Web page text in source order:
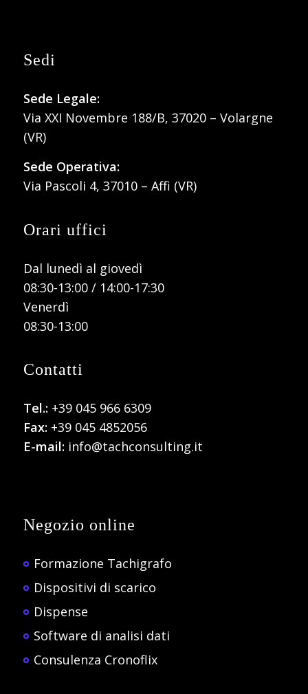
Sedi
Sede Legale:
Via XXI Novembre 188/B, 37020 – Volargne
(VR)
Sede Operativa:
Via Pascoli 4, 37010 – Affi (VR)
Orari uffici
Dal lunedì al giovedì
08:30-13:00 / 14:00-17:30
Venerdì
08:30-13:00
Contatti
Tel.: +39 045 966 6309
Fax:+39 045 4852056
E-mail:info@tachconsulting.it
Negozio online
Formazione Tachigrafo
Dispositivi di scarico
Dispense
Software di analisi dati
Consulenza Cronoflix